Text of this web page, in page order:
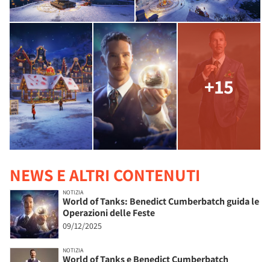
+15
NEWS E ALTRI CONTENUTI
NOTIZIA
World of Tanks: Benedict Cumberbatch guida le
Operazioni delle Feste
09/12/2025
NOTIZIA